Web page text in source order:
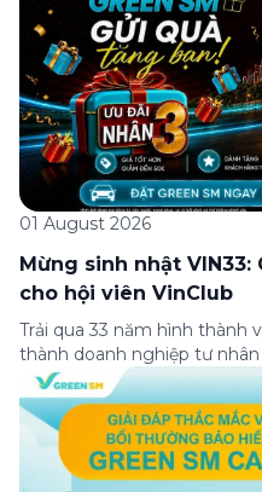
01 August 2026
Mừng sinh nhật VIN33:
cho hội viên VinClub
Trải qua 33 năm hình thành
thành doanh nghiệp tư
lọt Top 30 doanh nghiệp
xếp hạng của Tạp chí
thành lập (8/8/1993 đến 8/